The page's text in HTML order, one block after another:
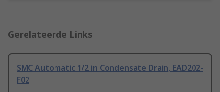
Gerelateerde Links
SMC Automatic 1/2 in Condensate Drain, EAD202-
F02